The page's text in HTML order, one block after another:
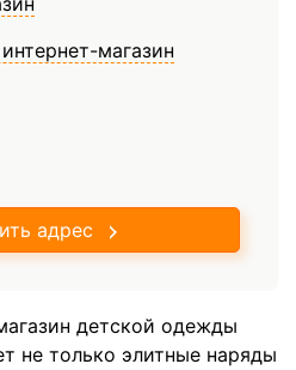
магазин
адрес
детской одежды
не только элитные наряды